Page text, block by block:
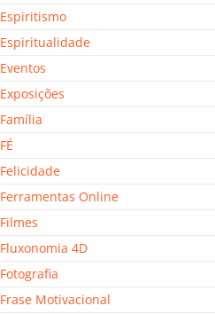
Espiritismo
Espiritualidade
Eventos
Exposições
Família
FÉ
Felicidade
Ferramentas Online
Filmes
Fluxonomia 4D
Fotografia
Frase Motivacional